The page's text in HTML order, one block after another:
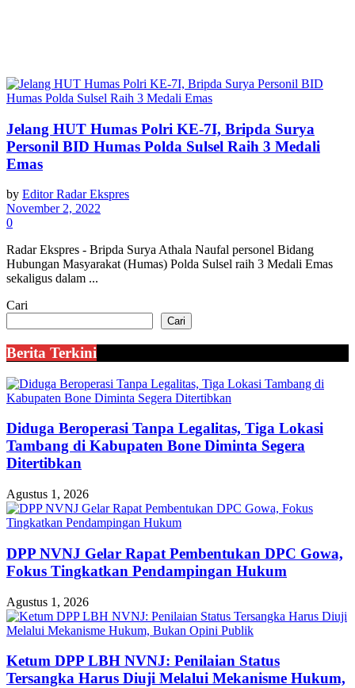
Jelang HUT Humas Polri KE-7I, Bripda Surya
Personil BID Humas Polda Sulsel Raih 3 Medali
Emas
by Editor Radar Ekspres
November 2, 2022
0
Radar Ekspres - Bripda Surya Athala Naufal personel Bidang
Hubungan Masyarakat (Humas) Polda Sulsel raih 3 Medali Emas
sekaligus dalam ...
Cari
Cari
Berita Terkini
Diduga Beroperasi Tanpa Legalitas, Tiga Lokasi
Tambang di Kabupaten Bone Diminta Segera
Ditertibkan
Agustus 1, 2026
DPP NVNJ Gelar Rapat Pembentukan DPC Gowa,
Fokus Tingkatkan Pendampingan Hukum
Agustus 1, 2026
Ketum DPP LBH NVNJ: Penilaian Status
Tersangka Harus Diuji Melalui Mekanisme Hukum,